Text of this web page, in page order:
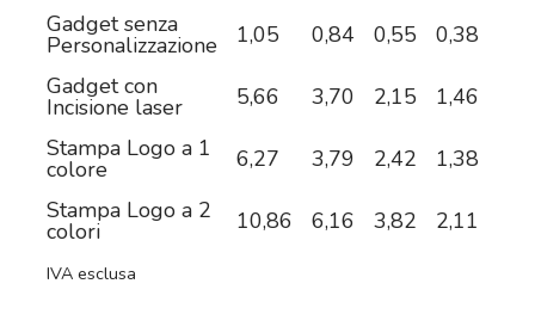
Gadget senza
Personalizzazione 1,05 0,84 0,55 0,38
Gadget con
Incisione laser 5,66 3,70 2,15 1,46
Stampa Logo a 1
colore 6,27 3,79 2,42 1,38
Stampa Logo a 2
colori 10,86 6,16 3,82 2,11
IVA esclusa